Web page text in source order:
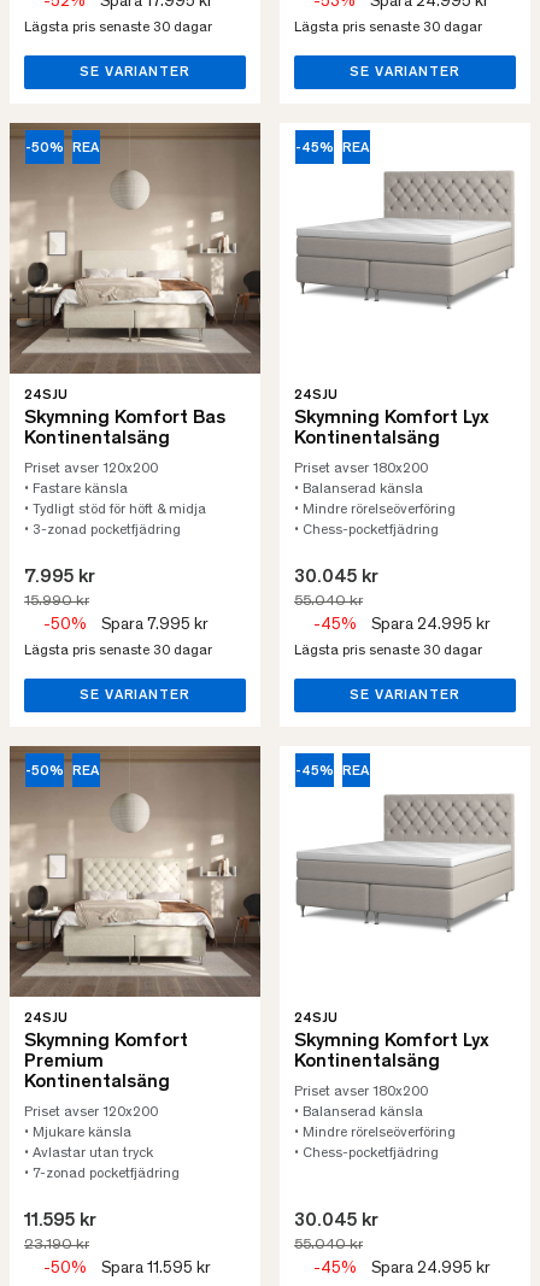
Lägsta pris senaste 30 dagar
SE VARIANTER
Lägsta pris senaste 30 dagar
SE VARIANTER
-50% REA
24SJU
Skymning Komfort Bas
Kontinentalsäng
Priset avser 120x200
• Fastare känsla
• Tydligt stöd för höft & midja
• 3-zonad pocketfjädring
7.995 kr
15.990 kr
-50% Spara 7.995 kr
Lägsta pris senaste 30 dagar
SE VARIANTER
-45% REA
24SJU
Skymning Komfort Lyx
Kontinentalsäng
Priset avser 180x200
• Balanserad känsla
• Mindre rörelseöverföring
• Chess-pocketfjädring
30.045 kr
55.040 kr
-45% Spara 24.995 kr
Lägsta pris senaste 30 dagar
SE VARIANTER
-50% REA
24SJU
Skymning Komfort
Premium
Kontinentalsäng
Priset avser 120x200
• Mjukare känsla
• Avlastar utan tryck
• 7-zonad pocketfjädring
11.595 kr
23.190 kr
-50% Spara 11.595 kr
-45% REA
24SJU
Skymning Komfort Lyx
Kontinentalsäng
Priset avser 180x200
• Balanserad känsla
• Mindre rörelseöverföring
• Chess-pocketfjädring
30.045 kr
55.040 kr
-45% Spara 24.995 kr